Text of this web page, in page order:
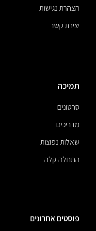
הצהרת נגישות
יצירת קשר
תמיכה
סרטונים
מדריכים
שאלות נפוצות
התחלה קלה
פוסטים אחרונים